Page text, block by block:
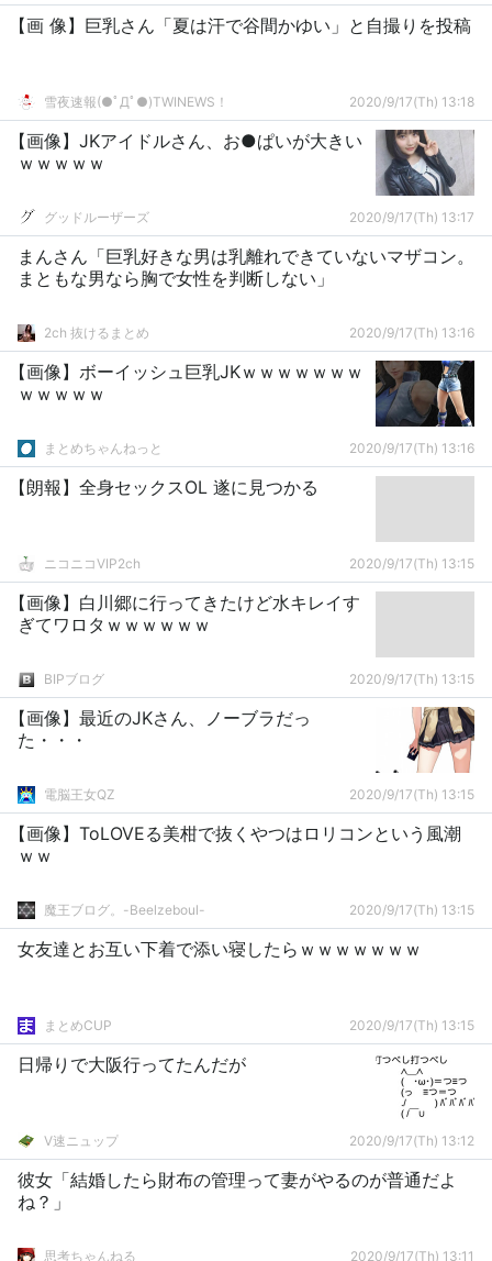
【画 像】巨乳さん「夏は汗で谷間かゆい」と自撮りを投稿
雪夜速報(●ﾟДﾟ●)TWINEWS！ 2020/9/17(Th) 13:18
【画像】JKアイドルさん、お●ぱいが大きい
ｗｗｗｗｗ
グッドルーザーズ 2020/9/17(Th) 13:17
まんさん「巨乳好きな男は乳離れできていないマザコン。
まともな男なら胸で女性を判断しない」
2ch 抜けるまとめ 2020/9/17(Th) 13:16
【画像】ボーイッシュ巨乳JKｗｗｗｗｗｗｗ
ｗｗｗｗｗ
まとめちゃんねっと 2020/9/17(Th) 13:16
【朗報】全身セックスOL 遂に見つかる
ニコニコVIP2ch 2020/9/17(Th) 13:15
【画像】白川郷に行ってきたけど水キレイす
ぎてワロタｗｗｗｗｗｗ
BIPブログ 2020/9/17(Th) 13:15
【画像】最近のJKさん、ノーブラだっ
た・・・
電脳王女QZ 2020/9/17(Th) 13:15
【画像】ToLOVEる美柑で抜くやつはロリコンという風潮
ｗｗ
魔王ブログ。-Beelzeboul- 2020/9/17(Th) 13:15
女友達とお互い下着で添い寝したらｗｗｗｗｗｗｗ
まとめCUP 2020/9/17(Th) 13:15
日帰りで大阪行ってたんだが
V速ニュップ 2020/9/17(Th) 13:12
彼女「結婚したら財布の管理って妻がやるのが普通だよ
ね？」
思考ちゃんねる 2020/9/17(Th) 13:11